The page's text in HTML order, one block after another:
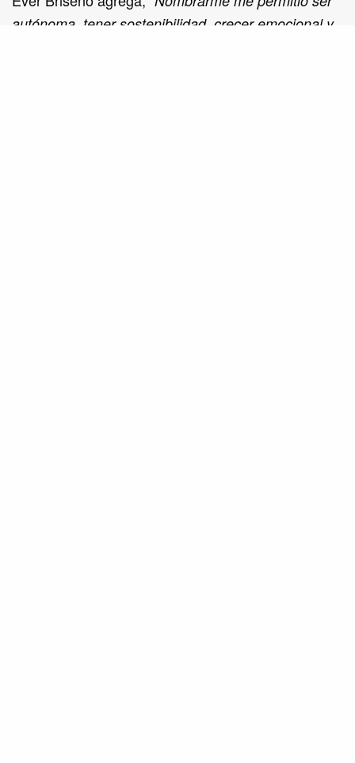
autónoma, tener sostenibilidad, crecer emocional y